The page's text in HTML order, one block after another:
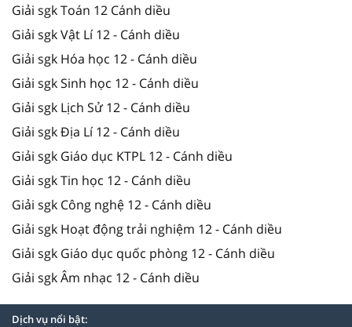
Giải sgk Toán 12 Cánh diều
Giải sgk Vật Lí 12 - Cánh diều
Giải sgk Hóa học 12 - Cánh diều
Giải sgk Sinh học 12 - Cánh diều
Giải sgk Lịch Sử 12 - Cánh diều
Giải sgk Địa Lí 12 - Cánh diều
Giải sgk Giáo dục KTPL 12 - Cánh diều
Giải sgk Tin học 12 - Cánh diều
Giải sgk Công nghệ 12 - Cánh diều
Giải sgk Hoạt động trải nghiệm 12 - Cánh diều
Giải sgk Giáo dục quốc phòng 12 - Cánh diều
Giải sgk Âm nhạc 12 - Cánh diều
Dịch vụ nổi bật: